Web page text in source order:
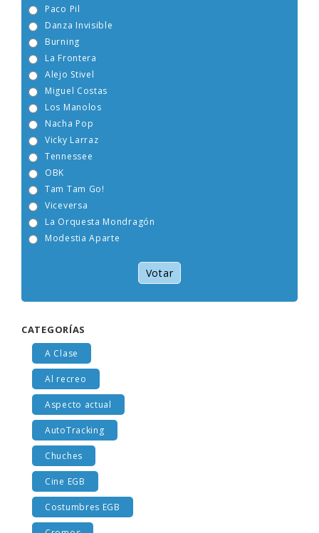
Burning
Alejo Stivel
Miguel Costas
Nacha Pop
Vicky Larraz
La Orquesta Mondragón
Modestia Aparte
Votar
CATEGORÍAS
A Clase
Al recreo
Aspecto actual
AutoTracking
Chuches
Cine EGB
Costumbres EGB